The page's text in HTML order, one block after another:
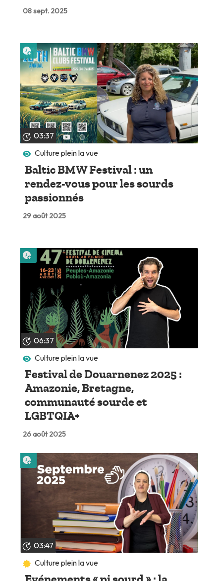
08 sept. 2025
03:37
Culture plein la vue
Baltic BMW Festival : un
rendez-vous pour les sourds
passionnés
29 août 2025
Lire plus tard
06:37
Culture plein la vue
Festival de Douarnenez 2025 :
Amazonie, Bretagne,
communauté sourde et
LGBTQIA+
26 août 2025
Lire plus tard
03:47
Culture plein la vue
Lire plus tard